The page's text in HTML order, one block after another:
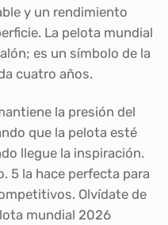
y un rendimiento
La pelota mundial
es un símbolo de la
cuatro años.
la presión del
que la pelota esté
llegue la inspiración.
5 la hace perfecta para
Olvídate de
mundial 2026